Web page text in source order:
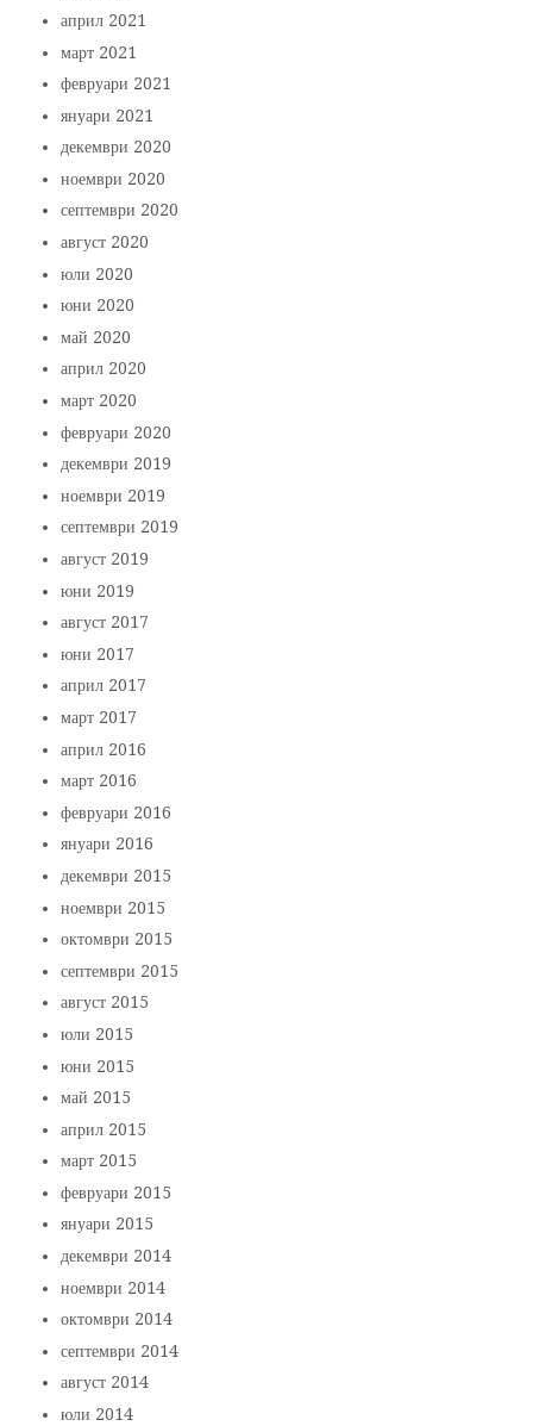
април 2021
март 2021
февруари 2021
януари 2021
декември 2020
ноември 2020
септември 2020
август 2020
юли 2020
юни 2020
май 2020
април 2020
март 2020
февруари 2020
декември 2019
ноември 2019
септември 2019
август 2019
юни 2019
август 2017
юни 2017
април 2017
март 2017
април 2016
март 2016
февруари 2016
януари 2016
декември 2015
ноември 2015
октомври 2015
септември 2015
август 2015
юли 2015
юни 2015
май 2015
април 2015
март 2015
февруари 2015
януари 2015
декември 2014
ноември 2014
октомври 2014
септември 2014
август 2014
юли 2014